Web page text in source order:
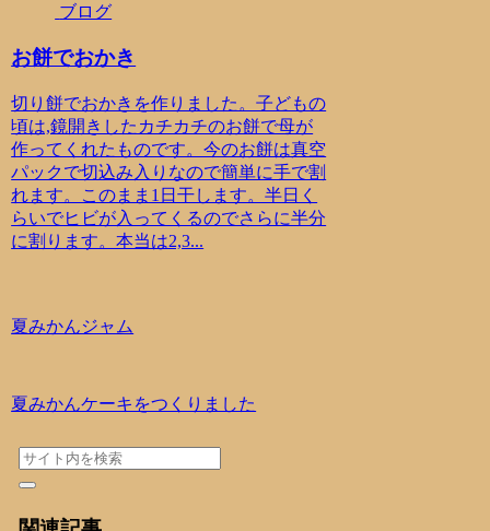
ブログ
お餅でおかき
切り餅でおかきを作りました。子どもの
頃は,鏡開きしたカチカチのお餅で母が
作ってくれたものです。今のお餅は真空
パックで切込み入りなので簡単に手で割
れます。このまま1日干します。半日く
らいでヒビが入ってくるのでさらに半分
に割ります。本当は2,3...
夏みかんジャム
夏みかんケーキをつくりました